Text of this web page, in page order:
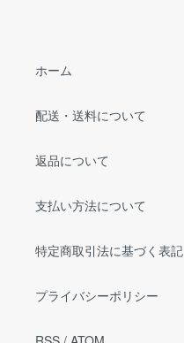
ホーム
配送・送料について
返品について
支払い方法について
特定商取引法に基づく表記
プライバシーポリシー